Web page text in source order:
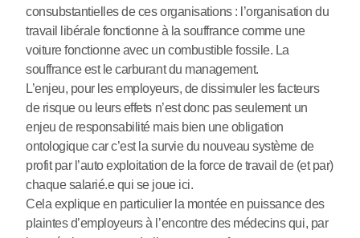
consubstantielles de ces organisations : l’organisation du
travail libérale fonctionne à la souffrance comme une
voiture fonctionne avec un combustible fossile. La
souffrance est le carburant du management.
L’enjeu, pour les employeurs, de dissimuler les facteurs
de risque ou leurs effets n’est donc pas seulement un
enjeu de responsabilité mais bien une obligation
ontologique car c’est la survie du nouveau système de
profit par l’auto exploitation de la force de travail de (et par)
chaque salarié.e qui se joue ici.
Cela explique en particulier la montée en puissance des
plaintes d’employeurs à l’encontre des médecins qui, par